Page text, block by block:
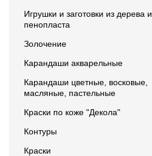
Игрушки и заготовки из дерева и
пенопласта
Золочение
Карандаши акварельные
Карандаши цветные, восковые,
масляные, пастельные
Краски по коже "Декола"
Контуры
Краски